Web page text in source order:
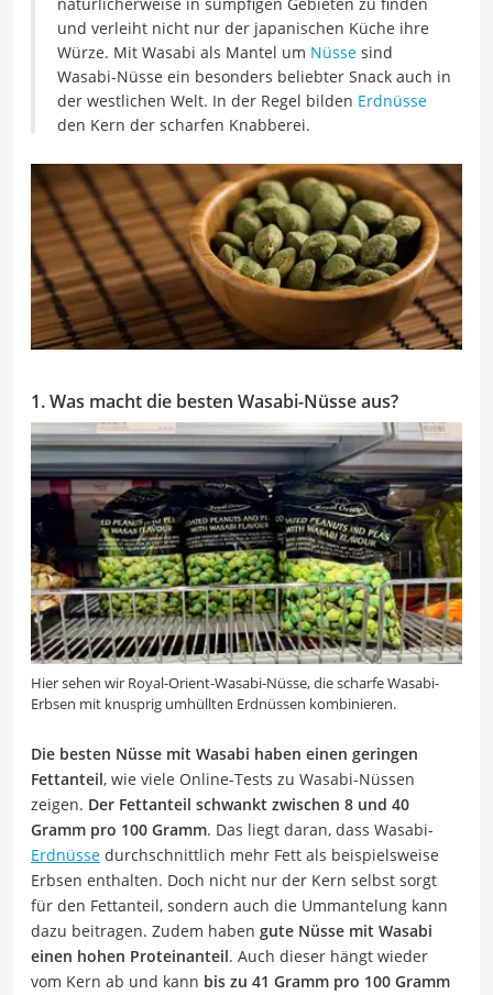
und verleiht nicht nur der japanischen Küche ihre
Würze. Mit Wasabi als Mantel um Nüsse sind
Wasabi-Nüsse ein besonders beliebter Snack auch in
der westlichen Welt. In der Regel bilden Erdnüsse
den Kern der scharfen Knabberei.
1. Was macht die besten Wasabi-Nüsse aus?
Hier sehen wir Royal-Orient-Wasabi-Nüsse, die scharfe Wasabi-
Erbsen mit knusprig umhüllten Erdnüssen kombinieren.
Die besten Nüsse mit Wasabi haben einen geringen
Fettanteil, wie viele Online-Tests zu Wasabi-Nüssen
zeigen. Der Fettanteil schwankt zwischen 8 und 40
Gramm pro 100 Gramm. Das liegt daran, dass Wasabi-
Erdnüsse durchschnittlich mehr Fett als beispielsweise
Erbsen enthalten. Doch nicht nur der Kern selbst sorgt
für den Fettanteil, sondern auch die Ummantelung kann
dazu beitragen. Zudem haben gute Nüsse mit Wasabi
einen hohen Proteinanteil. Auch dieser hängt wieder
vom Kern ab und kann bis zu 41 Gramm pro 100 Gramm